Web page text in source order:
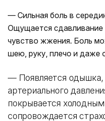
— Сильная боль в
Ощущается сдавливание
чувство жжения. Боль
шею, руку, плечо и даже
— Появляется одышка,
артериального
покрывается
сопровождается